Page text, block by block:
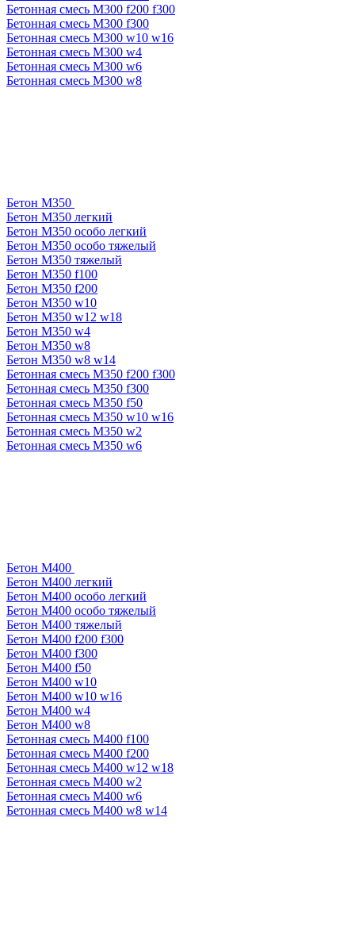
Бетонная смесь М300 f200 f300
Бетонная смесь М300 f300
Бетонная смесь М300 w10 w16
Бетонная смесь М300 w4
Бетонная смесь М300 w6
Бетонная смесь М300 w8
Бетон М350
Бетон М350 легкий
Бетон М350 особо легкий
Бетон М350 особо тяжелый
Бетон М350 тяжелый
Бетон М350 f100
Бетон М350 f200
Бетон М350 w10
Бетон М350 w12 w18
Бетон М350 w4
Бетон М350 w8
Бетон М350 w8 w14
Бетонная смесь М350 f200 f300
Бетонная смесь М350 f300
Бетонная смесь М350 f50
Бетонная смесь М350 w10 w16
Бетонная смесь М350 w2
Бетонная смесь М350 w6
Бетон М400
Бетон М400 легкий
Бетон М400 особо легкий
Бетон М400 особо тяжелый
Бетон М400 тяжелый
Бетон М400 f200 f300
Бетон М400 f300
Бетон М400 f50
Бетон М400 w10
Бетон М400 w10 w16
Бетон М400 w4
Бетон М400 w8
Бетонная смесь М400 f100
Бетонная смесь М400 f200
Бетонная смесь М400 w12 w18
Бетонная смесь М400 w2
Бетонная смесь М400 w6
Бетонная смесь М400 w8 w14